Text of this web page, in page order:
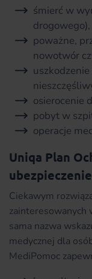
śmierć w
drogowego),
poważne,
nowotwór
osierocenie
pobyt w
operacje
Uniqa Plan
Ciekawym
zainteresowanych
sama nazwa
medycznej dla
MediPomoc